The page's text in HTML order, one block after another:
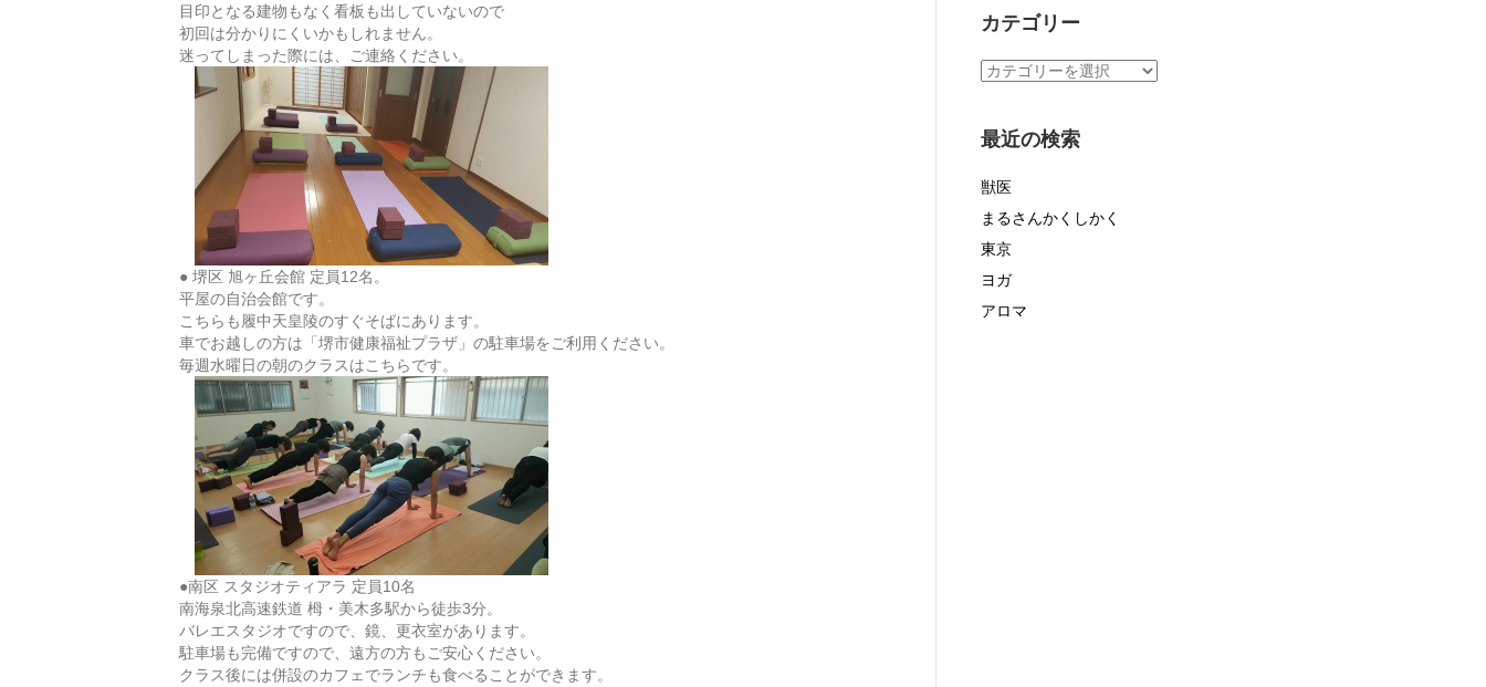
目印となる建物もなく看板も出していないので
初回は分かりにくいかもしれません。
迷ってしまった際には、ご連絡ください。
● 堺区 旭ヶ丘会館 定員12名。
平屋の自治会館です。
こちらも履中天皇陵のすぐそばにあります。
車でお越しの方は「堺市健康福祉プラザ」の駐車場をご利用ください。
毎週水曜日の朝のクラスはこちらです。
●南区 スタジオティアラ 定員10名
南海泉北高速鉄道 栂・美木多駅から徒歩3分。
バレエスタジオですので、鏡、更衣室があります。
駐車場も完備ですので、遠方の方もご安心ください。
クラス後には併設のカフェでランチも食べることができます。
記
カテゴリー
カ
リ
最近の検索
獣医
まるさんかくしかく
東京
ヨガ
アロマ